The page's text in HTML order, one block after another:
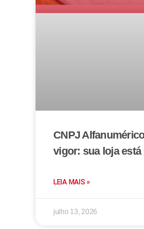
CNPJ
vigor: sua loja
LEIA MAIS »
julho 13, 2026